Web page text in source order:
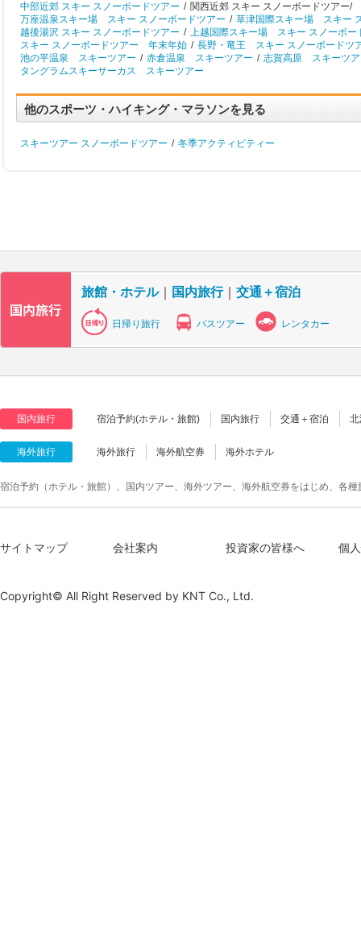
中部近郊 スキー スノーボードツアー / 関西近郊 スキー スノーボードツアー/
万座温泉スキー場 スキー スノーボードツアー / 草津国際スキー場 スキー
越後湯沢 スキー スノーボードツアー / 上越国際スキー場 スキー スノーボー
スキー スノーボードツアー 年末年始 / 長野・竜王 スキー スノーボードツ
池の平温泉 スキーツアー / 赤倉温泉 スキーツアー / 志賀高原 スキーツ
タングラムスキーサーカス スキーツアー
他のスポーツ・ハイキング・マラソンを見る
スキーツアー スノーボードツアー / 冬季アクティビティー
旅館・ホテル｜ 国内旅行｜ 交通＋宿泊
日帰り旅行 バスツアー レンタカー
国内旅行 宿泊予約(ホテル・旅館) 国内旅行 交通＋宿泊
海外旅行 海外旅行 海外航空券 海外ホテル
宿泊予約（ホテル・旅館）、国内ツアー、海外ツアー、海外航空券をはじめ、各
サイトマップ 会社案内 投資家の皆様へ 個
Copyright© All Right Reserved by KNT Co., Ltd.